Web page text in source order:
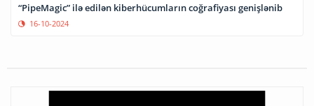
“PipeMagic” ilə edilən kiberhücumların coğrafiyası genişlənib
16-10-2024